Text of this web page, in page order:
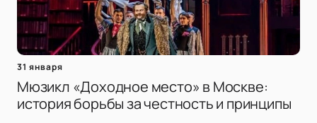
31 января
Мюзикл «Доходное место» в Москве:
история борьбы за честность и принципы